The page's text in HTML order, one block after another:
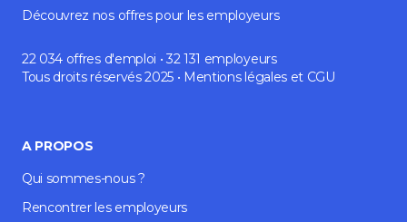
Découvrez nos offres pour les employeurs
22 034 offres d'emploi • 32 131 employeurs
Tous droits réservés 2025 • Mentions légaleset CGU
A PROPOS
Qui sommes-nous ?
Rencontrer les employeurs